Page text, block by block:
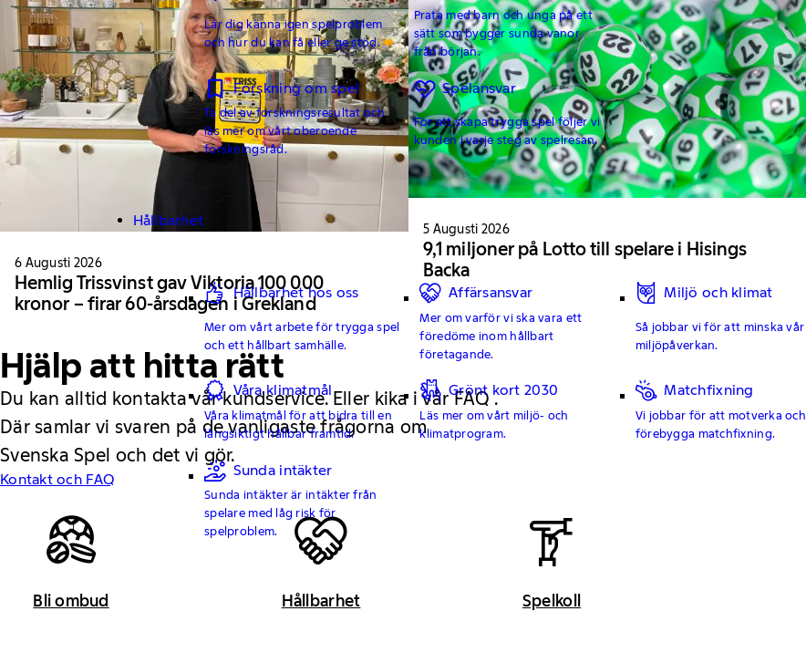
Lär dig känna igen spelproblem
och hur du kan få eller ge stöd.
Prata med barn och unga på ett
sätt som bygger sunda vanor
från början.
Forskning om spel
Ta del av forskningsresultat och
läs mer om vårt oberoende
forskningsråd.
Spelansvar
För att skapa trygga spel följer vi
kunden i varje steg av spelresan.
Hållbarhet
Hållbarhet hos oss
Mer om vårt arbete för trygga spel
och ett hållbart samhälle.
Affärsansvar
Mer om varför vi ska vara ett
föredöme inom hållbart
företagande.
Miljö och klimat
Så jobbar vi för att minska vår
miljöpåverkan.
Våra klimatmål
Våra klimatmål för att bidra till en
långsiktigt hållbar framtid.
Grönt kort 2030
Läs mer om vårt miljö- och
klimatprogram.
Matchfixning
Vi jobbar för att motverka och
förebygga matchfixning.
Sunda intäkter
Sunda intäkter är intäkter från
spelare med låg risk för
spelproblem.
6 Augusti 2026
Hemlig Trissvinst gav Viktoria 100 000
kronor – firar 60-årsdagen i Grekland
5 Augusti 2026
9,1 miljoner på Lotto till spelare i Hisings
Backa
Hjälp att hitta rätt
Du kan alltid kontakta vår kundservice. Eller kika i vår FAQ .
Där samlar vi svaren på de vanligaste frågorna om
Svenska Spel och det vi gör.
Kontakt och FAQ
Bli ombud Hållbarhet Spelkoll